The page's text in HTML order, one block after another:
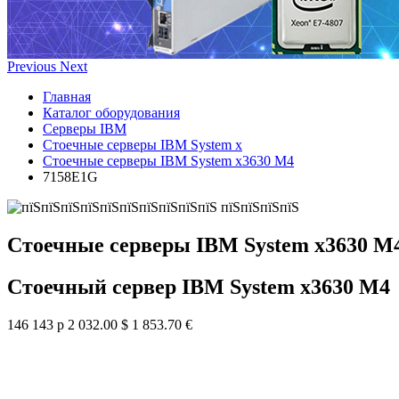
Previous Next
Главная
Каталог оборудования
Серверы IBM
Стоечные серверы IBM System x
Стоечные серверы IBM System x3630 M4
7158E1G
Стоечные серверы IBM System x3630
Стоечный сервер IBM System x3630 M4
146 143 р 2 032.00 $ 1 853.70 €